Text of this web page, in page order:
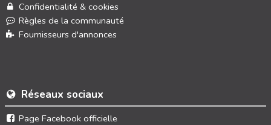
Réseaux sociaux
Page Facebook officielle
Confidentialité & cookies
Règles de la communauté
Fournisseurs d'annonces